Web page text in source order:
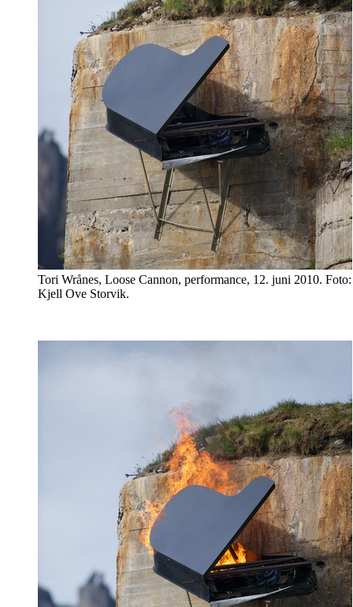
Tori Wrånes, Loose Cannon, performance, 12. juni 2010. Foto:
Kjell Ove Storvik.